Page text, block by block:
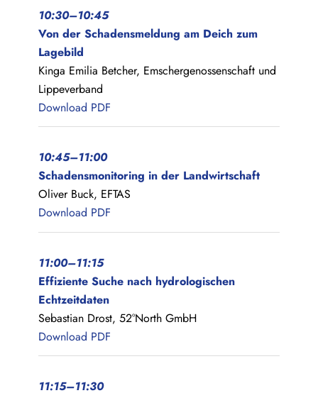
10:30–10:45
Von der Schadensmeldung am Deich zum
Lagebild
Kinga Emilia Betcher, Emschergenossenschaft und
Lippeverband
Download PDF
10:45–11:00
Schadensmonitoring in der Landwirtschaft
Oliver Buck, EFTAS
Download PDF
11:00–11:15
Effiziente Suche nach hydrologischen
Echtzeitdaten
Sebastian Drost, 52°North GmbH
Download PDF
11:15–11:30